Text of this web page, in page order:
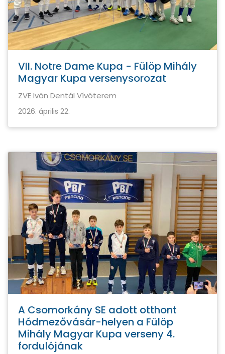
VII. Notre Dame Kupa - Fülöp Mihály
Magyar Kupa versenysorozat
ZVE Iván Dentál Vívóterem
2026. április 22.
A Csomorkány SE adott otthont
Hódmezővásár-helyen a Fülöp
Mihály Magyar Kupa verseny 4.
fordulójának